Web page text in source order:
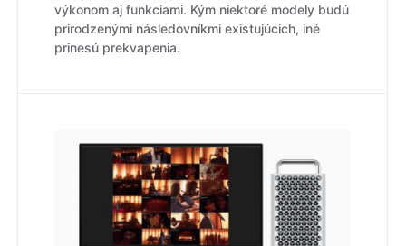
výkonom aj funkciami. Kým niektoré modely budú
prirodzenými následovníkmi existujúcich, iné
prinesú prekvapenia.